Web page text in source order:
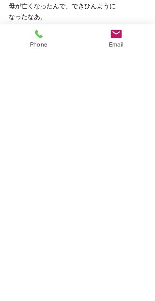
母が亡くなったんで、できひんように
なったなあ。
またうちに遊びに来てな。」
Phone Email